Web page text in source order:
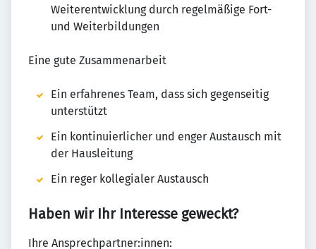
Weiterentwicklung durch regelmäßige Fort-
und Weiterbildungen
Eine gute Zusammenarbeit
Ein erfahrenes Team, dass sich gegenseitig
unterstützt
Ein kontinuierlicher und enger Austausch mit
der Hausleitung
Ein reger kollegialer Austausch
Haben wir Ihr Interesse geweckt?
Ihre Ansprechpartner:innen: